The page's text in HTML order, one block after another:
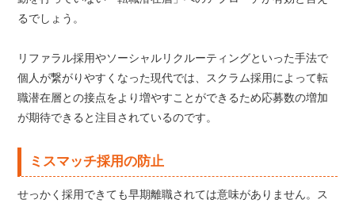
るでしょう。
リファラル採用やソーシャルリクルーティングといった手法で
個人が繋がりやすくなった現代では、スクラム採用によって転
職潜在層との接点をより増やすことができるため応募数の増加
が期待できると注目されているのです。
ミスマッチ採用の防止
せっかく採用できても早期離職されては意味がありません。ス